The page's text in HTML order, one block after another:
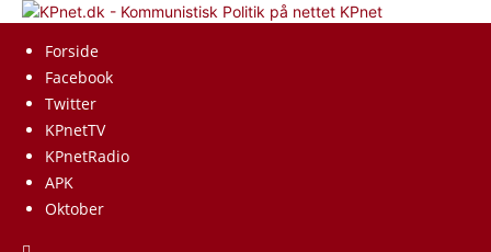
KPnet
Forside
Facebook
Twitter
KPnetTV
KPnetRadio
APK
Oktober